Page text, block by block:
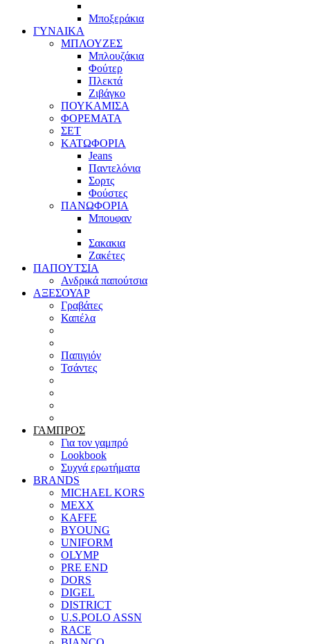
Μποξεράκια
ΓΥΝΑΙΚΑ
ΜΠΛΟΥΖΕΣ
Μπλουζάκια
Φούτερ
Πλεκτά
Ζιβάγκο
ΠΟΥΚΑΜΙΣΑ
ΦΟΡΕΜΑΤΑ
ΣΕΤ
ΚΑΤΩΦΟΡΙΑ
Jeans
Παντελόνια
Σορτς
Φούστες
ΠΑΝΩΦΟΡΙΑ
Μπουφαν
Σακακια
Ζακέτες
ΠΑΠΟΥΤΣΙΑ
Ανδρικά παπούτσια
ΑΞΕΣΟΥΑΡ
Γραβάτες
Καπέλα
Παπιγιόν
Τσάντες
ΓΑΜΠΡΟΣ
Για τον γαμπρό
Lookbook
Συχνά ερωτήματα
BRANDS
MICHAEL KORS
MEXX
KAFFE
BYOUNG
UNIFORM
OLYMP
PRE END
DORS
DIGEL
DISTRICT
U.S.POLO ASSN
RACE